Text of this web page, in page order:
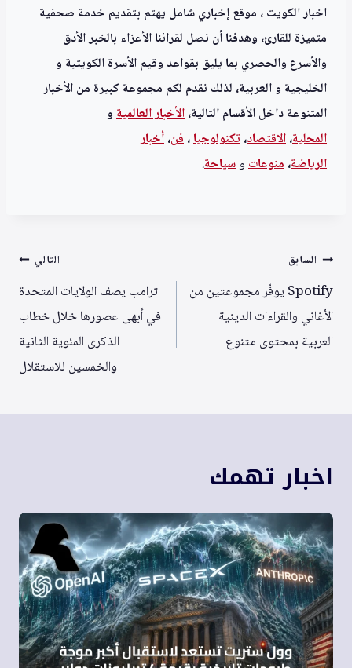
اخبار الكويت ، موقع إخباري شامل يهتم بتقديم خدمة صحفية
متميزة للقارئ، وهدفنا أن نصل لقرائنا الأعزاء بالخبر الأدق
والأسرع والحصري بما يليق بقواعد وقيم الأسرة الكويتية و
الخليجية و العربية، لذلك نقدم لكم مجموعة كبيرة من الأخبار
المتنوعة داخل الأقسام التالية،الأخبار العالميةو
المحلية،الاقتصاد،تكنولوجيا،فن،أخبار
الرياضة،منوعاتوسياحة.
تصفّح
المقالات
السابق
Spotify يوفّر مجموعتين من
الأغاني والقراءات الدينية
العربية بمحتوى متنوع
التالي
ترامب يصف الولايات المتحدة
في أبهى عصورها خلال خطاب
الذكرى المئوية الثانية
والخمسين للاستقلال
اخبار تهمك